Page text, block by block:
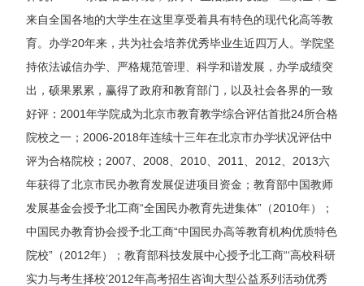
来自全国各地的大学生在这里享受着具有特色的现代化高等教
育。办学20年来，共为社会培养优秀毕业生近四万人。学院坚
持依法诚信办学、严格规范管理、科学和谐发展，办学成绩突
出，硕果累累，赢得了政府和教育部门，以及社会各界的一致
好评：2001年学院成为北京市教育教学综合评估首批24所合格
院校之一；2006-2018年连续十三年在北京市办学状况评估中
评为合格院校；2007、2008、2010、2011、2012、2013六
年获得了北京市民办教育发展促进项目资金；教育部中国教师
发展基金会授予北工商“全国民办教育先进集体”（2010年）；
中国民办教育协会授予北工商“中国民办高等教育机构优质特色
院校”（2012年）；教育部科技发展中心授予北工商“‘高校科研
实力与考生择校’2012年高考招生咨询大型公益系列活动优秀